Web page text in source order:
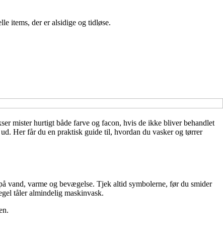
items, der er alsidige og tidløse.
mister hurtigt både farve og facon, hvis de ikke bliver behandlet
Her får du en praktisk guide til, hvordan du vasker og tørrer
vand, varme og bevægelse. Tjek altid symbolerne, før du smider
tåler almindelig maskinvask.